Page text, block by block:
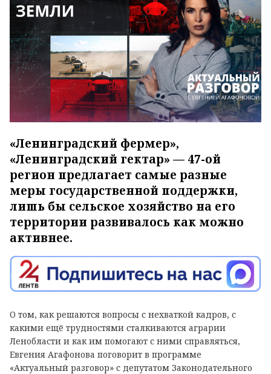
«Ленинградский фермер»,
«Ленинградский гектар» — 47-ой
регион предлагает самые разные
меры государственной поддержки,
лишь бы сельское хозяйство на его
территории развивалось как можно
активнее.
О том, как решаются вопросы с нехваткой кадров, с
какими ещё трудностями сталкиваются аграрии
Ленобласти и как им помогают с ними справляться,
Евгения Агафонова поговорит в программе
«Актуальный разговор» с депутатом Законодательного